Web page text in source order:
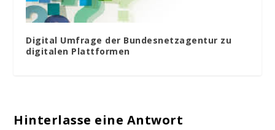
Digital Umfrage der Bundesnetzagentur zu
digitalen Plattformen
Hinterlasse eine Antwort